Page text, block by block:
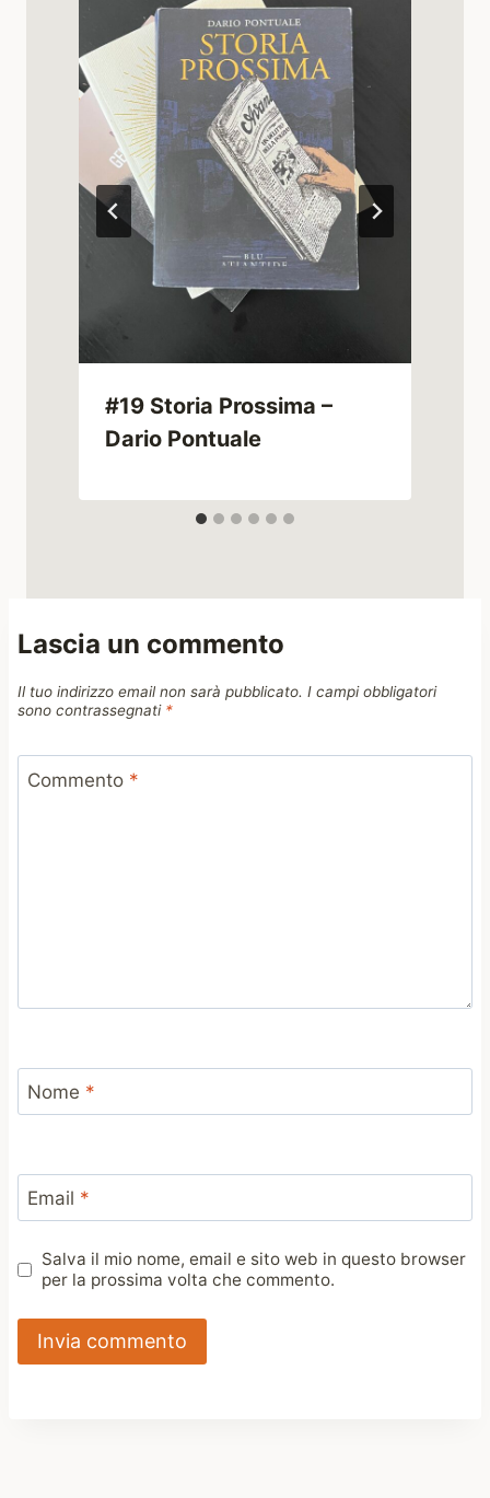
#19 Storia Prossima –
Dario Pontuale
Lascia un commento
Il tuo indirizzo email non sarà pubblicato. I campi obbligatori
sono contrassegnati *
Commento *
Nome *
Email *
Salva il mio nome, email e sito web in questo browser
per la prossima volta che commento.